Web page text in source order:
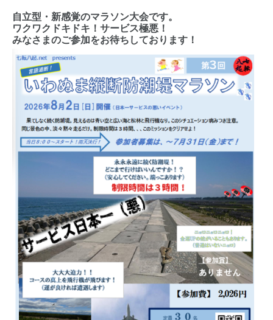
自立型・新感覚のマラソン大会です。
ワクワクドキドキ！サービス極悪！
みなさまのご参加をお待ちしております！